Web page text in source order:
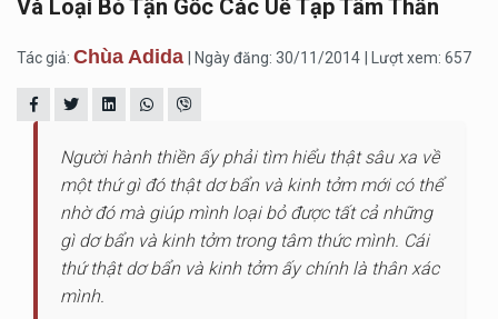
Và Loại Bỏ Tận Gốc Các Uế Tạp Tâm Thần
Tác giả: Chùa Adida | Ngày đăng: 30/11/2014 | Lượt xem: 657
Người hành thiền ấy phải tìm hiểu thật sâu xa về
một thứ gì đó thật dơ bẩn và kinh tởm mới có thể
nhờ đó mà giúp mình loại bỏ được tất cả những
gì dơ bẩn và kinh tởm trong tâm thức mình. Cái
thứ thật dơ bẩn và kinh tởm ấy chính là thân xác
mình.